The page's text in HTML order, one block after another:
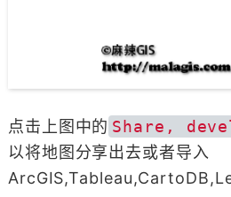
点击上图中的 Share,
以将地图分享出去或者导入